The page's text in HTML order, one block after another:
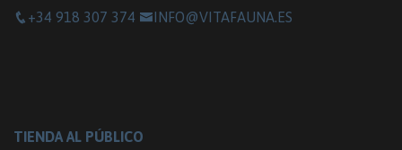
+34 918 307 374
INFO@VITAFAUNA.ES
TIENDA AL PÚBLICO